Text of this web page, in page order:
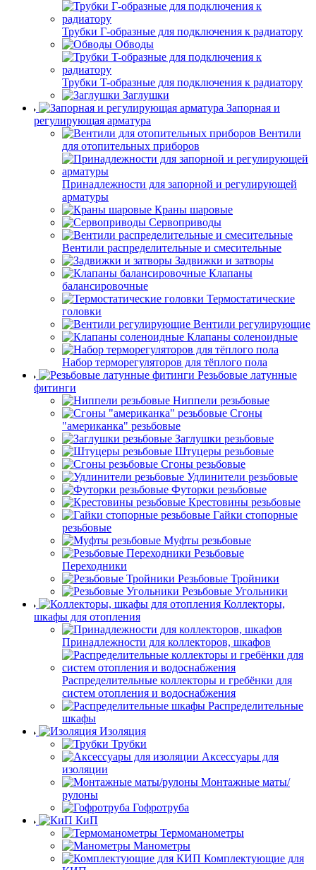
Трубки Г-образные для подключения к радиатору
Обводы
Трубки T-образные для подключения к радиатору
Заглушки
Запорная и
регулирующая арматура
Вентили
для отопительных приборов
Принадлежности для запорной и регулирующей
арматуры
Краны шаровые
Сервоприводы
Вентили распределительные и смесительные
Задвижки и затворы
Клапаны
балансировочные
Термостатические
головки
Вентили регулирующие
Клапаны соленоидные
Набор терморегуляторов для тёплого пола
Резьбовые латунные
фитинги
Ниппели резьбовые
Сгоны
"американка" резьбовые
Заглушки резьбовые
Штуцеры резьбовые
Сгоны резьбовые
Удлинители резьбовые
Футорки резьбовые
Крестовины резьбовые
Гайки стопорные
резьбовые
Муфты резьбовые
Резьбовые
Переходники
Резьбовые Тройники
Резьбовые Угольники
Коллекторы,
шкафы для отопления
Принадлежности для коллекторов, шкафов
Распределительные коллекторы и гребёнки для
систем отопления и водоснабжения
Распределительные
шкафы
Изоляция
Трубки
Аксессуары для
изоляции
Монтажные маты/
рулоны
Гофротруба
КиП
Термоманометры
Манометры
Комплектующие для